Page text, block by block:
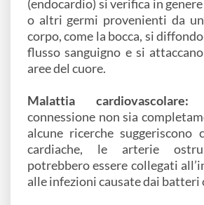
(endocardio) si verifica in
o altri germi provenienti da
corpo, come la bocca, si
flusso sanguigno e si
aree del cuore.
Malattia cardiovascolare:
connessione non sia
alcune ricerche suggeriscono
cardiache, le arterie
potrebbero essere collegati
alle infezioni causate dai batteri